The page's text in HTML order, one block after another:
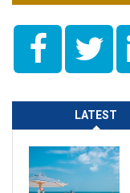
LATEST